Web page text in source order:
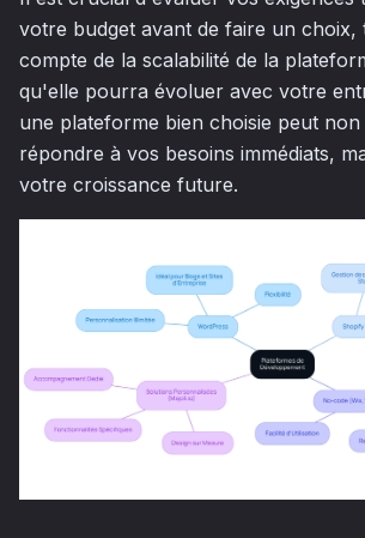
votre budget avant de faire un choix,
compte de la scalabilité de la
qu'elle pourra évoluer avec votre
une plateforme bien choisie peut non
répondre à vos besoins immédiats,
votre croissance future.